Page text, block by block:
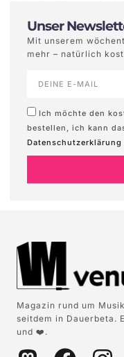
Unser
Mit unserem
mehr – natürlich
Ich möchte den
bestellen, ich kann
Datenschutzerklärung
Magazin rund um
seitdem in Dauerbeta.
und ❤️.